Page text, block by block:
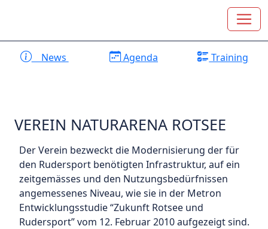
News Agenda Training
VEREIN NATURARENA ROTSEE
Der Verein bezweckt die Modernisierung der für
den Rudersport benötigten Infrastruktur, auf ein
zeitgemässes und den Nutzungsbedürfnissen
angemessenes Niveau, wie sie in der Metron
Entwicklungsstudie “Zukunft Rotsee und
Rudersport” vom 12. Februar 2010 aufgezeigt sind.